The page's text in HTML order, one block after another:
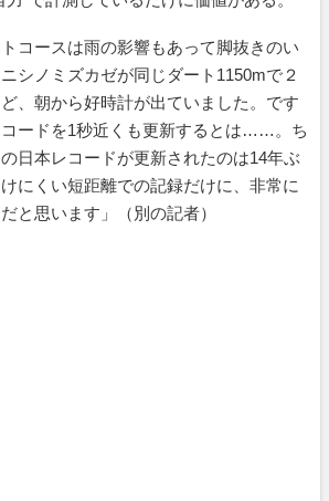
トコースは雨の影響もあって脚抜きのい
シノミズカゼが同じダート1150mで２
、朝から好時計が出ていました。です
ードを1秒近くも更新するとは……。ち
日本レコードが更新されたのは14年ぶ
にくい短距離での記録だけに、非常に
と思います」（別の記者）